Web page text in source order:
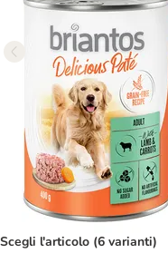
Scegli l'articolo (6 varianti)